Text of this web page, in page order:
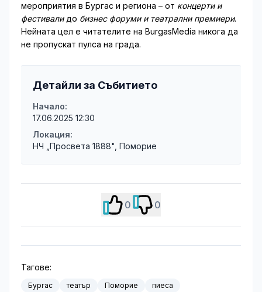
мероприятия в Бургас и региона – от концерти и
фестивалидо бизнес форуми и театрални премиери.
Нейната цел е читателите на BurgasMedia никога да
не пропускат пулса на града.
Детайли за Събитието
Начало:
17.06.2025 12:30
Локация:
НЧ „Просвета 1888", Поморие
0 0
Тагове:
Бургас театър Поморие пиеса